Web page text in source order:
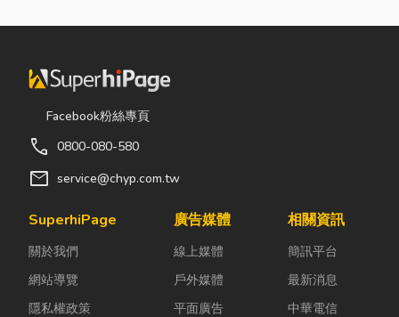
Facebook粉絲專頁
call 0800-080-580
mail service@chyp.com.tw
SuperhiPage
關於我們
網站導覽
隱私權政策
廣告媒體
線上媒體
戶外媒體
平面廣告
相關資訊
簡訊平台
最新消息
中華電信